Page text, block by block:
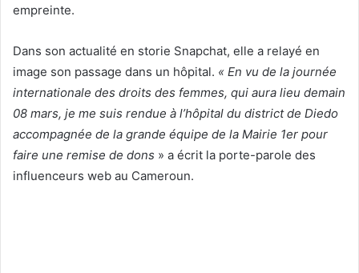
empreinte.
Dans son actualité en storie Snapchat, elle a relayé en
image son passage dans un hôpital. « En vu de la journée
internationale des droits des femmes, qui aura lieu demain
08 mars, je me suis rendue à l’hôpital du district de Diedo
accompagnée de la grande équipe de la Mairie 1er pour
faire une remise de dons » a écrit la porte-parole des
influenceurs web au Cameroun.